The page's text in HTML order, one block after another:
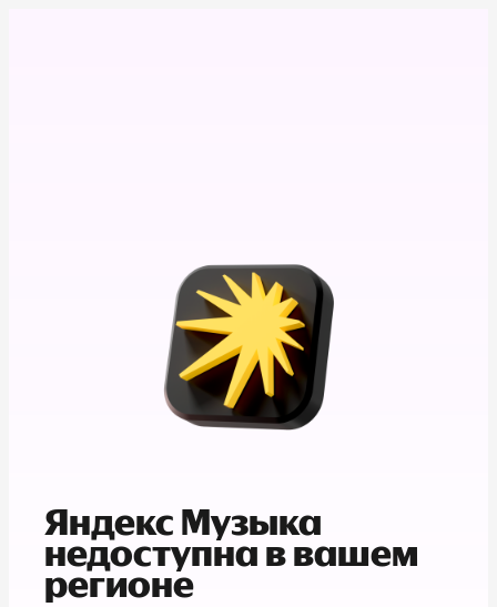
Яндекс Музыка
недоступна в вашем
регионе